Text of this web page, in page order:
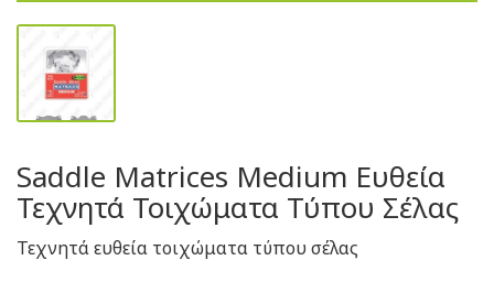
Saddle Matrices Medium Ευθεία
Τεχνητά Τοιχώματα Τύπου Σέλας
Τεχνητά ευθεία τοιχώματα τύπου σέλας